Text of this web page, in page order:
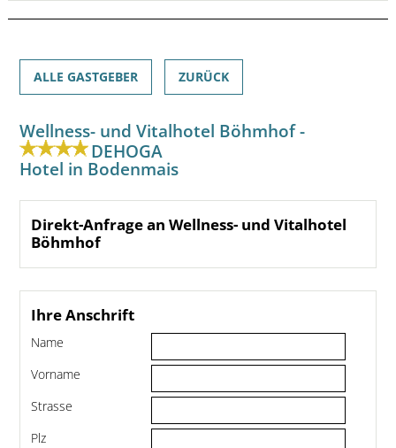
ALLE GASTGEBER ZURÜCK
Wellness- und Vitalhotel Böhmhof -
DEHOGA
Hotel in Bodenmais
Direkt-Anfrage an Wellness- und Vitalhotel
Böhmhof
Ihre Anschrift
Name
Vorname
Strasse
Plz